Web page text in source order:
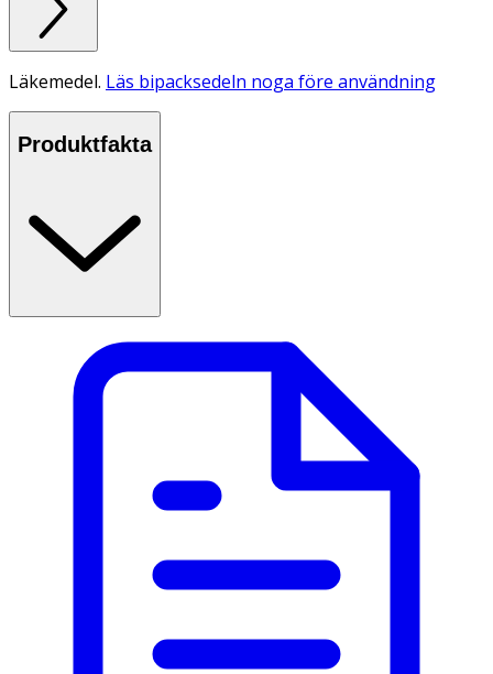
Läkemedel. Läs bipacksedeln noga före användning
Produktfakta